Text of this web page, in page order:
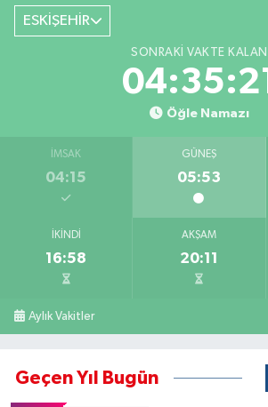
ESKİŞEHİR
SONRAKI VAKTE KALAN
04:35:20
Öğle Namazı
İMSAK
04:15
GÜNEŞ
05:53
İKINDI
16:58
AKŞAM
20:11
Aylık Vakitler
Geçen Yıl Bugün